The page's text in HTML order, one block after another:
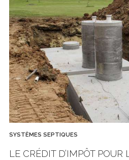
SYSTÈMES SEPTIQUES
LE CRÉDIT D’IMPÔT